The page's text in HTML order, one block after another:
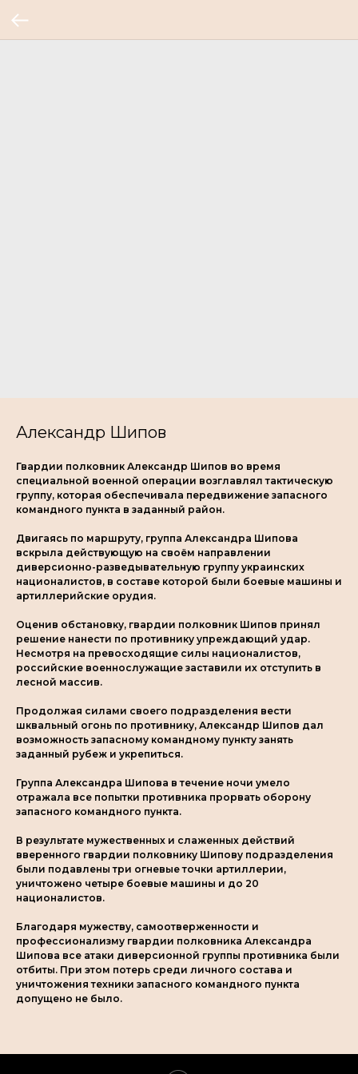
Александр Шипов
Гвардии полковник Александр Шипов во время
специальной военной операции возглавлял тактическую
группу, которая обеспечивала передвижение запасного
командного пункта в заданный район.
Двигаясь по маршруту, группа Александра Шипова
вскрыла действующую на своём направлении
диверсионно-разведывательную группу украинских
националистов, в составе которой были боевые машины и
артиллерийские орудия.
Оценив обстановку, гвардии полковник Шипов принял
решение нанести по противнику упреждающий удар.
Несмотря на превосходящие силы националистов,
российские военнослужащие заставили их отступить в
лесной массив.
Продолжая силами своего подразделения вести
шквальный огонь по противнику, Александр Шипов дал
возможность запасному командному пункту занять
заданный рубеж и укрепиться.
Группа Александра Шипова в течение ночи умело
отражала все попытки противника прорвать оборону
запасного командного пункта.
В результате мужественных и слаженных действий
вверенного гвардии полковнику Шипову подразделения
были подавлены три огневые точки артиллерии,
уничтожено четыре боевые машины и до 20
националистов.
Благодаря мужеству, самоотверженности и
профессионализму гвардии полковника Александра
Шипова все атаки диверсионной группы противника были
отбиты. При этом потерь среди личного состава и
уничтожения техники запасного командного пункта
допущено не было.